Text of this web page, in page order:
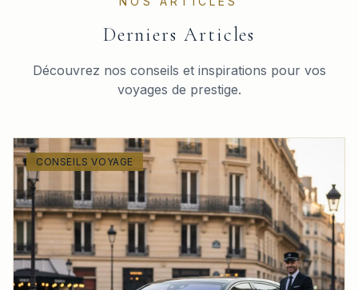
Derniers Articles
Découvrez nos conseils et inspirations pour vos
voyages de prestige.
CONSEILS VOYAGE